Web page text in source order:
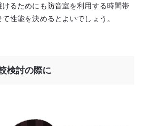
るためにも防音室を利用する時間帯
性能を決めるとよいでしょう。
検討の際に